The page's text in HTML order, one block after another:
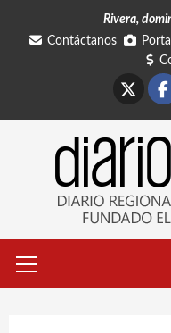
Rivera,
Contáctanos
primario